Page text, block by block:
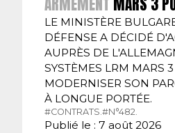
LE MINISTÈRE
DÉFENSE A DÉCIDÉ
AUPRÈS DE
SYSTÈMES LRM MARS
MODERNISER SON
À LONGUE PORTÉE.
#CONTRATS.#N°482.
Publié le : 7 août 2026